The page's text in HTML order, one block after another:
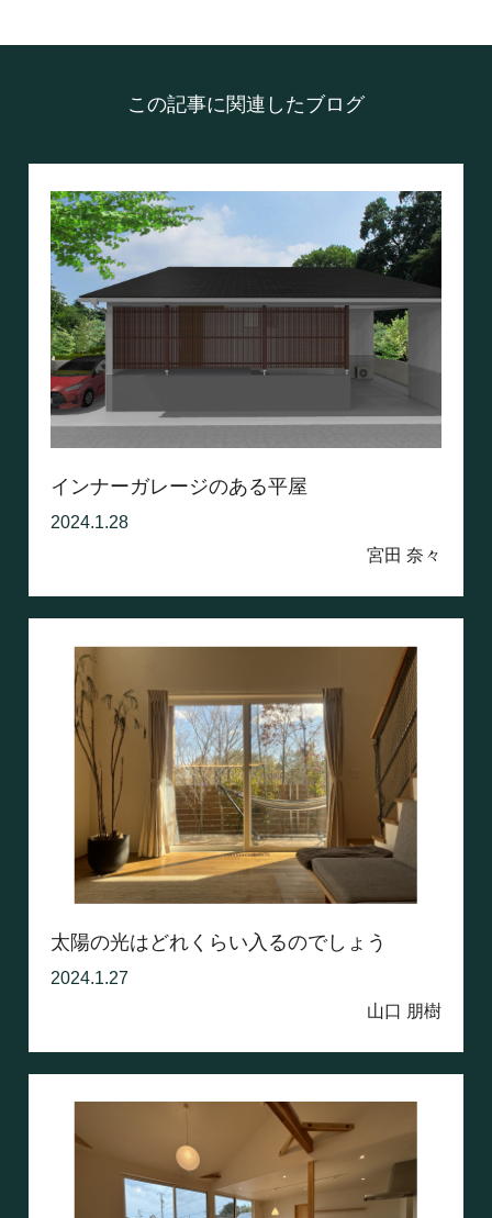
この記事に関連したブログ
インナーガレージのある平屋
2024.1.28
宮田 奈々
太陽の光はどれくらい入るのでしょう
2024.1.27
山口 朋樹